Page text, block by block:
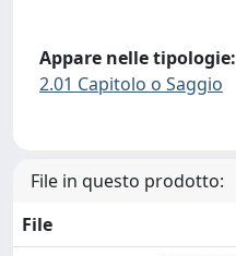
Appare nelle tipologie:
2.01 Capitolo o Saggio
File in questo prodotto:
File